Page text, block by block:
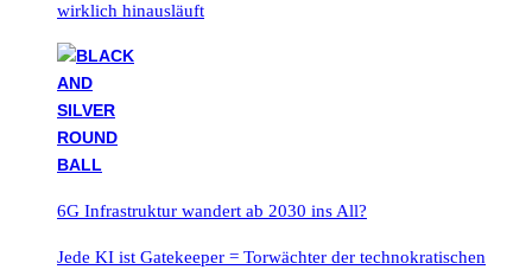
wirklich hinausläuft
6G Infrastruktur wandert ab 2030 ins All?
Jede KI ist Gatekeeper = Torwächter der technokratischen